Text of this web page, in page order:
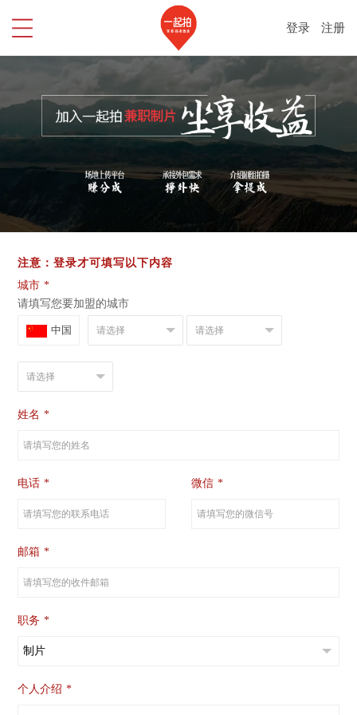
登录 注册
注意：登录才可填写以下内容
城市 *
请填写您要加盟的城市
中国
姓名 *
电话 * 微信 *
邮箱 *
职务 *
个人介绍 *